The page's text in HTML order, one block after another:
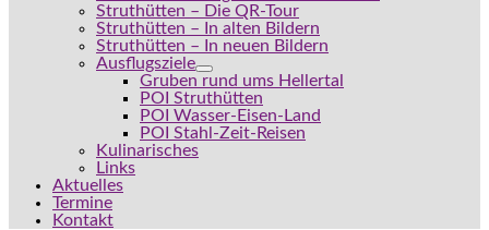
Struthütten – Die QR-Tour
Struthütten – In alten Bildern
Struthütten – In neuen Bildern
Ausflugsziele
Gruben rund ums Hellertal
POI Struthütten
POI Wasser-Eisen-Land
POI Stahl-Zeit-Reisen
Kulinarisches
Links
Aktuelles
Termine
Kontakt